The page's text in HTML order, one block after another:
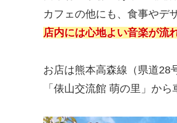
カフェの他にも、食事やデ
店内には心地よい音楽が流
お店は熊本高森線（県道28
「俵山交流館 萌の里」から